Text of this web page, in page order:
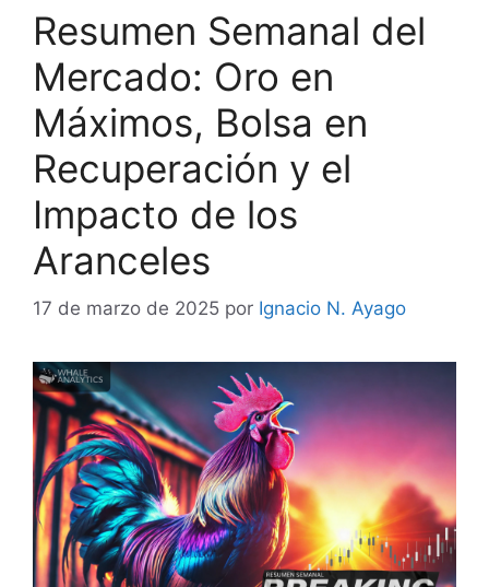
Resumen Semanal del
Mercado: Oro en
Máximos, Bolsa en
Recuperación y el
Impacto de los
Aranceles
17 de marzo de 2025 por Ignacio N. Ayago